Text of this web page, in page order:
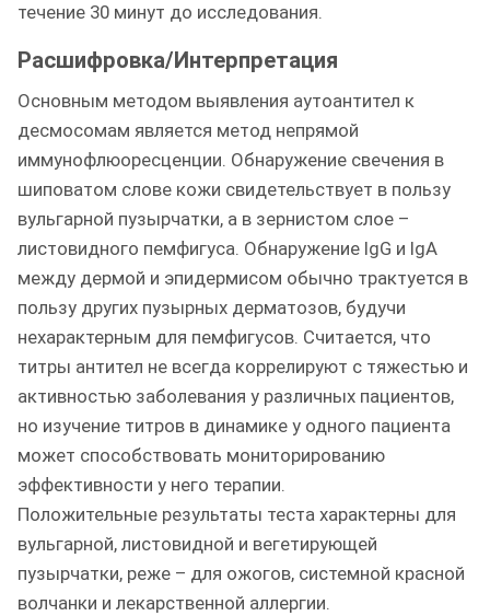
течение 30 минут до исследования.
Расшифровка/Интерпретация
Основным методом выявления аутоантител к
десмосомам является метод непрямой
иммунофлюоресценции. Обнаружение свечения в
шиповатом слове кожи свидетельствует в пользу
вульгарной пузырчатки, а в зернистом слое –
листовидного пемфигуса. Обнаружение IgG и IgA
между дермой и эпидермисом обычно трактуется в
пользу других пузырных дерматозов, будучи
нехарактерным для пемфигусов. Считается, что
титры антител не всегда коррелируют с тяжестью и
активностью заболевания у различных пациентов,
но изучение титров в динамике у одного пациента
может способствовать мониторированию
эффективности у него терапии.
Положительные результаты теста характерны для
вульгарной, листовидной и вегетирующей
пузырчатки, реже – для ожогов, системной красной
волчанки и лекарственной аллергии.